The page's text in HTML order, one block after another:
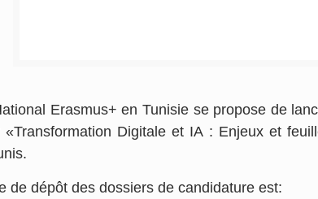
Erasmus+ en Tunisie se propose de
«Transformation Digitale et IA : Enjeux et
de dépôt des dossiers de candidature est: